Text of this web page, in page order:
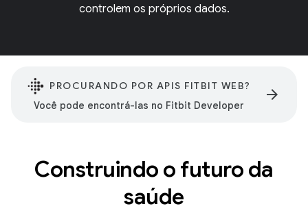
controlem os próprios dados.
PROCURANDO POR APIS FITBIT WEB?
Você pode encontrá-las no Fitbit Developer
arrow_forward
Construindo o futuro da
saúde